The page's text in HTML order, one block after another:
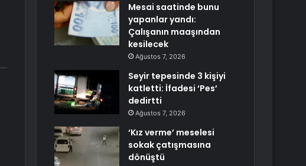
Mesai saatinde bunu
yapanlar yandı:
Çalışanın maaşından
kesilecek
Ağustos 7, 2026
Seyir tepesinde 3 kişiyi
katletti: İfadesi ‘Pes’
dedirtti
Ağustos 7, 2026
‘Kız verme’ meselesi
sokak çatışmasına
dönüştü